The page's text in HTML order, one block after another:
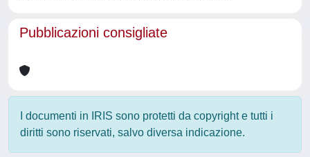
Pubblicazioni consigliate
I documenti in IRIS sono protetti da copyright e tutti i
diritti sono riservati, salvo diversa indicazione.